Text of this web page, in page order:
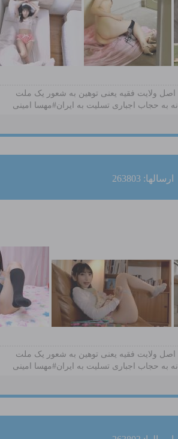
اصل ولایت فقیه یعنی‌ توهین به شعور یک ملت
نه به حجاب اجباری تسلیت به ایران#مهسا امینی
ارسالها: 263803
اصل ولایت فقیه یعنی‌ توهین به شعور یک ملت
نه به حجاب اجباری تسلیت به ایران#مهسا امینی